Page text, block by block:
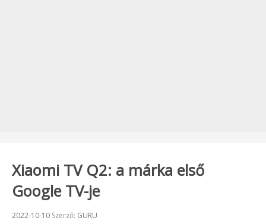
Xiaomi TV Q2: a márka első
Google TV-je
Beküldve:
2022-10-10 Szerző: GURU